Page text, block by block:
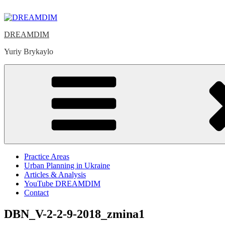
to
DREAMDIM
Yuriy Brykaylo
Practice Areas
Urban Planning in Ukraine
Articles & Analysis
YouTube DREAMDIM
Contact
DBN_V-2-2-9-2018_zmina1